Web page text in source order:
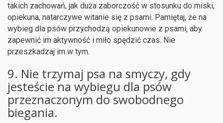
takich zachowań, jak duża zaborczość w stosunku do miski,
opiekuna, natarczywe witanie się z psami. Pamiętaj, że na
wybieg dla psów przychodzą opiekunowie z psami, aby
zapewnić im aktywność i miło spędzić czas. Nie
przeszkadzaj im w tym.
9. Nie trzymaj psa na smyczy, gdy
jesteście na wybiegu dla psów
przeznaczonym do swobodnego
biegania.